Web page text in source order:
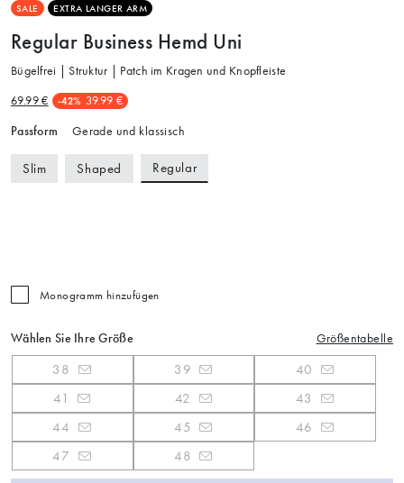
SALE EXTRA LANGER ARM
Regular Business Hemd Uni
Bügelfrei | Struktur | Patch im Kragen und Knopfleiste
69.99 € -42% 39.99 €
Passform Gerade und klassisch
Slim Shaped Regular
Monogramm hinzufügen
Wählen Sie Ihre Größe Größentabelle
38 39
40
41
42
43
44
45
46
47
48